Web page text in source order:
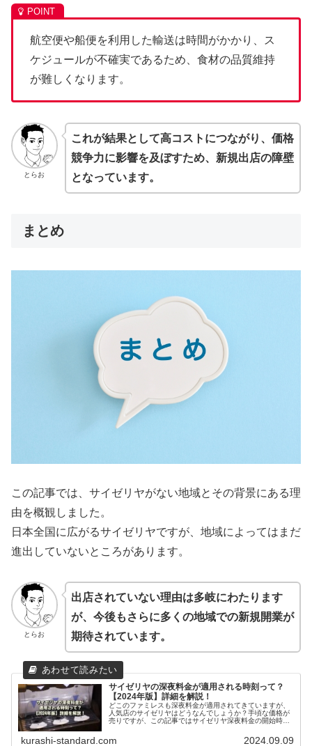
航空便や船便を利用した輸送は時間がかかり、ス
ケジュールが不確実であるため、食材の品質維持
が難しくなります。
とらお
これが結果として高コストにつながり、価格
競争力に影響を及ぼすため、新規出店の障壁
となっています。
まとめ
この記事では、サイゼリヤがない地域とその背景にある理
由を概観しました。
日本全国に広がるサイゼリヤですが、地域によってはまだ
進出していないところがあります。
とらお
出店されていない理由は多岐にわたります
が、今後もさらに多くの地域での新規開業が
期待されています。
サイゼリヤの深夜料金が適用される時刻って？
【2024年版】詳細を解説！
どこのファミレスも深夜料金が適用されてきていますが、
人気店のサイゼリヤはどうなんでしょうか？手頃な価格が
売りですが、この記事ではサイゼリヤ深夜料金の開始時間
kurashi-standard.com 2024.09.09